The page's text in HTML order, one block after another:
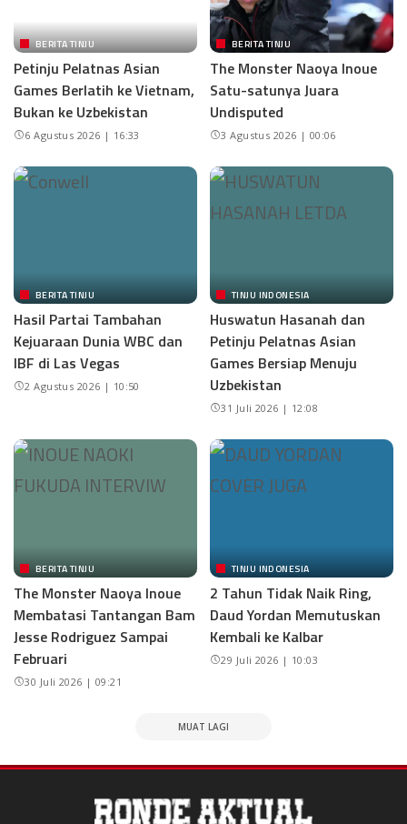
BERITA TINJU
Petinju Pelatnas Asian
Games Berlatih ke Vietnam,
Bukan ke Uzbekistan
6 Agustus 2026 | 16:33
BERITA TINJU
The Monster Naoya Inoue
Satu-satunya Juara
Undisputed
3 Agustus 2026 | 00:06
BERITA TINJU
Hasil Partai Tambahan
Kejuaraan Dunia WBC dan
IBF di Las Vegas
2 Agustus 2026 | 10:50
TINJU INDONESIA
Huswatun Hasanah dan
Petinju Pelatnas Asian
Games Bersiap Menuju
Uzbekistan
31 Juli 2026 | 12:08
BERITA TINJU
The Monster Naoya Inoue
Membatasi Tantangan Bam
Jesse Rodriguez Sampai
Februari
30 Juli 2026 | 09:21
TINJU INDONESIA
2 Tahun Tidak Naik Ring,
Daud Yordan Memutuskan
Kembali ke Kalbar
29 Juli 2026 | 10:03
MUAT LAGI